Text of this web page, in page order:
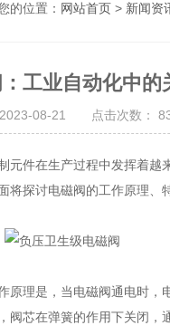
的位置： 网站首页 > 新闻资
工业自动化中的
2023-08-21 点击次数：
件在生产过程中发挥着越
探讨电磁阀的工作原理、
理是，当电磁阀通电时，
芯在弹簧的作用下关闭，